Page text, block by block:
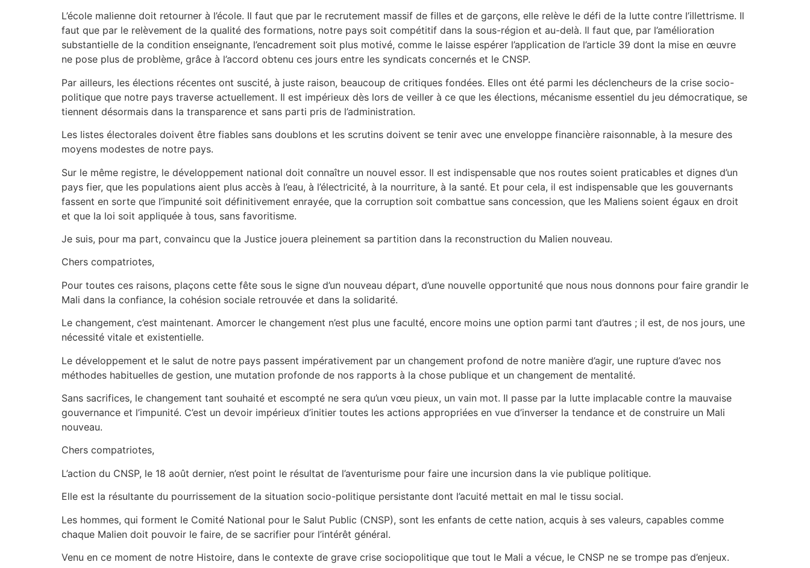
L’école malienne doit retourner à l’école. Il faut que par le recrutement massif de filles et de garçons, elle relève le défi de la lutte contre l’illettrisme. Il
faut que par le relèvement de la qualité des formations, notre pays soit compétitif dans la sous-région et au-delà. Il faut que, par l’amélioration
substantielle de la condition enseignante, l’encadrement soit plus motivé, comme le laisse espérer l’application de l’article 39 dont la mise en œuvre
ne pose plus de problème, grâce à l’accord obtenu ces jours entre les syndicats concernés et le CNSP.
Par ailleurs, les élections récentes ont suscité, à juste raison, beaucoup de critiques fondées. Elles ont été parmi les déclencheurs de la crise socio-
politique que notre pays traverse actuellement. Il est impérieux dès lors de veiller à ce que les élections, mécanisme essentiel du jeu démocratique, se
tiennent désormais dans la transparence et sans parti pris de l’administration.
Les listes électorales doivent être fiables sans doublons et les scrutins doivent se tenir avec une enveloppe financière raisonnable, à la mesure des
moyens modestes de notre pays.
Sur le même registre, le développement national doit connaître un nouvel essor. Il est indispensable que nos routes soient praticables et dignes d’un
pays fier, que les populations aient plus accès à l’eau, à l’électricité, à la nourriture, à la santé. Et pour cela, il est indispensable que les gouvernants
fassent en sorte que l’impunité soit définitivement enrayée, que la corruption soit combattue sans concession, que les Maliens soient égaux en droit
et que la loi soit appliquée à tous, sans favoritisme.
Je suis, pour ma part, convaincu que la Justice jouera pleinement sa partition dans la reconstruction du Malien nouveau.
Chers compatriotes,
Pour toutes ces raisons, plaçons cette fête sous le signe d’un nouveau départ, d’une nouvelle opportunité que nous nous donnons pour faire grandir le
Mali dans la confiance, la cohésion sociale retrouvée et dans la solidarité.
Le changement, c’est maintenant. Amorcer le changement n’est plus une faculté, encore moins une option parmi tant d’autres ; il est, de nos jours, une
nécessité vitale et existentielle.
Le développement et le salut de notre pays passent impérativement par un changement profond de notre manière d’agir, une rupture d’avec nos
méthodes habituelles de gestion, une mutation profonde de nos rapports à la chose publique et un changement de mentalité.
Sans sacrifices, le changement tant souhaité et escompté ne sera qu’un vœu pieux, un vain mot. Il passe par la lutte implacable contre la mauvaise
gouvernance et l’impunité. C’est un devoir impérieux d’initier toutes les actions appropriées en vue d’inverser la tendance et de construire un Mali
nouveau.
Chers compatriotes,
L’action du CNSP, le 18 août dernier, n’est point le résultat de l’aventurisme pour faire une incursion dans la vie publique politique.
Elle est la résultante du pourrissement de la situation socio-politique persistante dont l’acuité mettait en mal le tissu social.
Les hommes, qui forment le Comité National pour le Salut Public (CNSP), sont les enfants de cette nation, acquis à ses valeurs, capables comme
chaque Malien doit pouvoir le faire, de se sacrifier pour l’intérêt général.
Venu en ce moment de notre Histoire, dans le contexte de grave crise sociopolitique que tout le Mali a vécue, le CNSP ne se trompe pas d’enjeux.